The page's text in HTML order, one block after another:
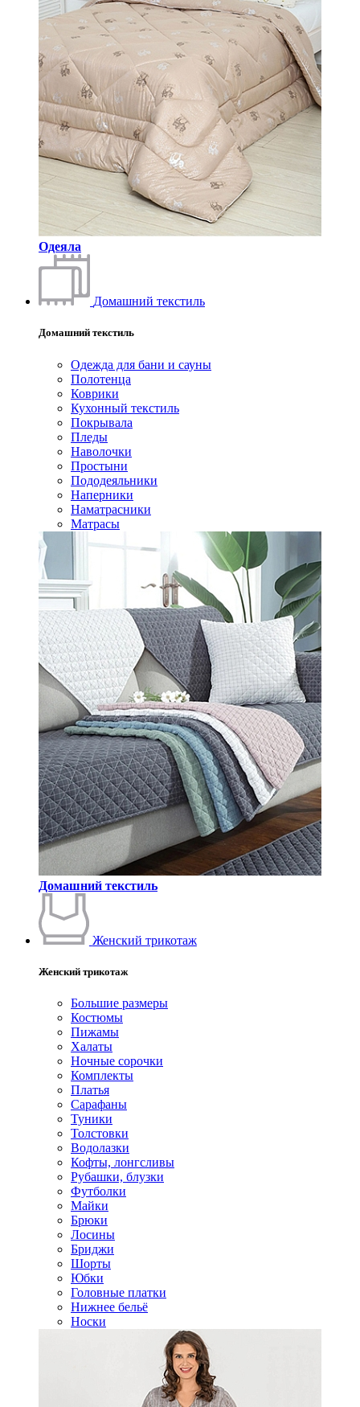
Одеяла
Домашний текстиль
Домашний текстиль
Одежда для бани и сауны
Полотенца
Коврики
Кухонный текстиль
Покрывала
Пледы
Наволочки
Простыни
Пододеяльники
Наперники
Наматрасники
Матрасы
Домашний текстиль
Женский трикотаж
Женский трикотаж
Большие размеры
Костюмы
Пижамы
Халаты
Ночные сорочки
Комплекты
Платья
Сарафаны
Туники
Толстовки
Водолазки
Кофты, лонгсливы
Рубашки, блузки
Футболки
Майки
Брюки
Лосины
Бриджи
Шорты
Юбки
Головные платки
Нижнее бельё
Носки